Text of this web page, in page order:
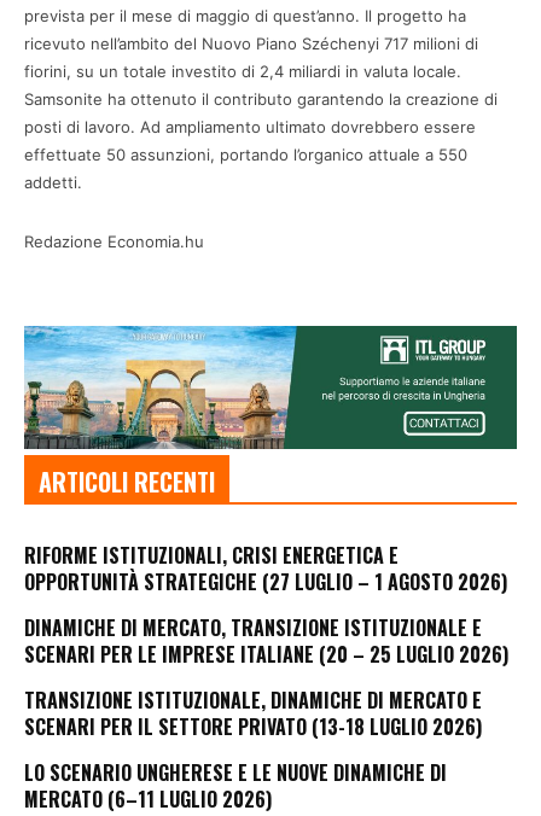
prevista per il mese di maggio di quest’anno. Il progetto ha
ricevuto nell’ambito del Nuovo Piano Széchenyi 717 milioni di
fiorini, su un totale investito di 2,4 miliardi in valuta locale.
Samsonite ha ottenuto il contributo garantendo la creazione di
posti di lavoro. Ad ampliamento ultimato dovrebbero essere
effettuate 50 assunzioni, portando l’organico attuale a 550
addetti.
Redazione Economia.hu
ARTICOLI RECENTI
RIFORME ISTITUZIONALI, CRISI ENERGETICA E
OPPORTUNITÀ STRATEGICHE (27 LUGLIO – 1 AGOSTO 2026)
DINAMICHE DI MERCATO, TRANSIZIONE ISTITUZIONALE E
SCENARI PER LE IMPRESE ITALIANE (20 – 25 LUGLIO 2026)
TRANSIZIONE ISTITUZIONALE, DINAMICHE DI MERCATO E
SCENARI PER IL SETTORE PRIVATO (13-18 LUGLIO 2026)
LO SCENARIO UNGHERESE E LE NUOVE DINAMICHE DI
MERCATO (6–11 LUGLIO 2026)